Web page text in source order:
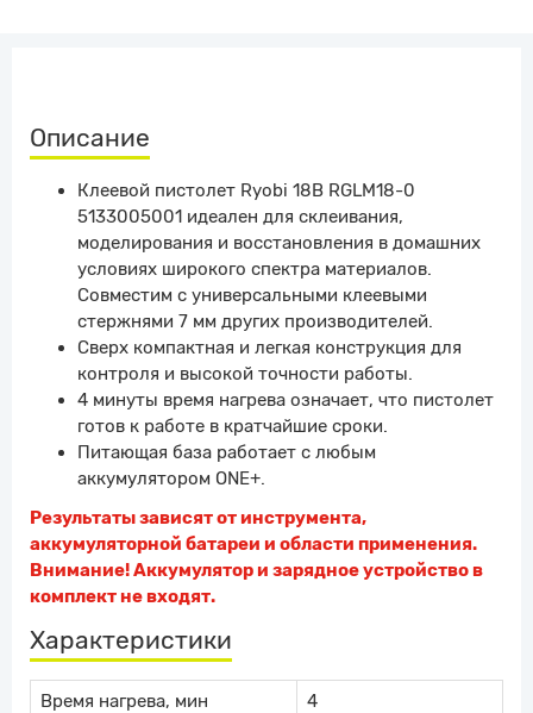
Описание
Клеевой пистолет Ryobi 18В RGLM18-0
5133005001 идеален для склеивания,
моделирования и восстановления в домашних
условиях широкого спектра материалов.
Совместим с универсальными клеевыми
стержнями 7 мм других производителей.
Сверх компактная и легкая конструкция для
контроля и высокой точности работы.
4 минуты время нагрева означает, что пистолет
готов к работе в кратчайшие сроки.
Питающая база работает с любым
аккумулятором ONE+.
Результаты зависят от инструмента,
аккумуляторной батареи и области применения.
Внимание! Аккумулятор и зарядное устройство в
комплект не входят.
Характеристики
Время нагрева, мин 4